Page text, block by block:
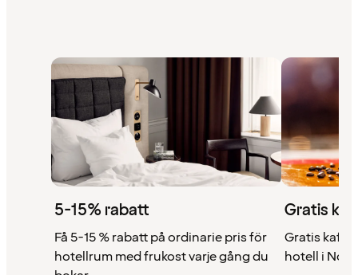
5-15% rabatt
Få 5-15 % rabatt på ordinarie pris för
hotellrum med frukost varje gång du
Gratis
Gratis kaffe
hotell i